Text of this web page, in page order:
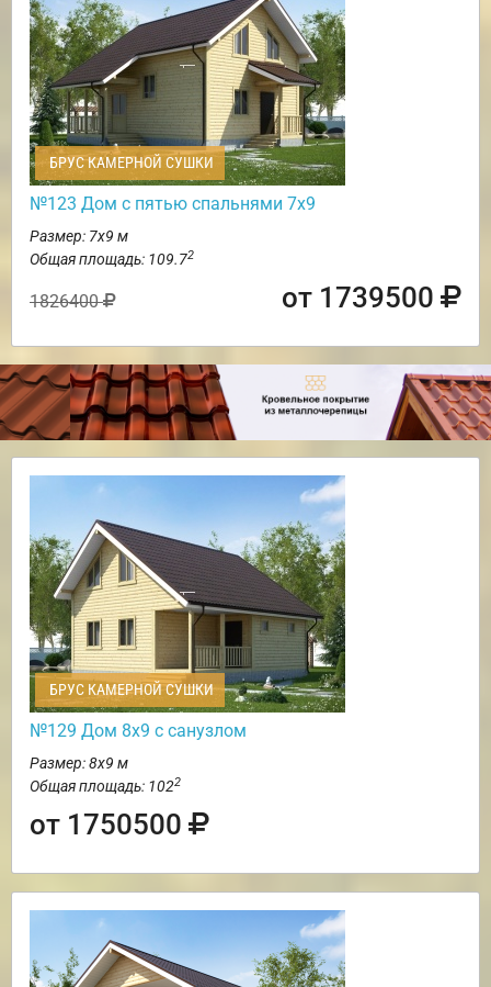
БРУС КАМЕРНОЙ СУШКИ
№123 Дом с пятью спальнями 7х9
Размер: 7х9 м
Общая площадь: 109.72
1826400 от 1739500
БРУС КАМЕРНОЙ СУШКИ
№129 Дом 8х9 с санузлом
Размер: 8х9 м
Общая площадь: 1022
от 1750500